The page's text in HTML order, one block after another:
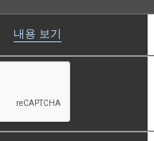
내용 보기